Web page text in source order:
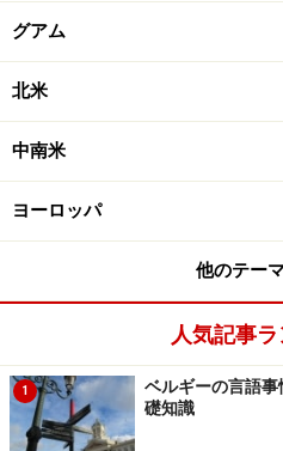
グアム
北米
中南米
ヨーロッパ
他のテー
人気記事
1
ベルギーの言語
礎知識